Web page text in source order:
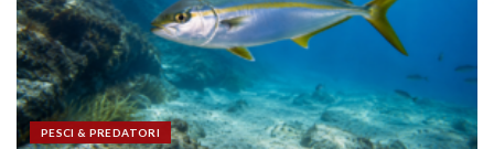
PESCI & PREDATORI